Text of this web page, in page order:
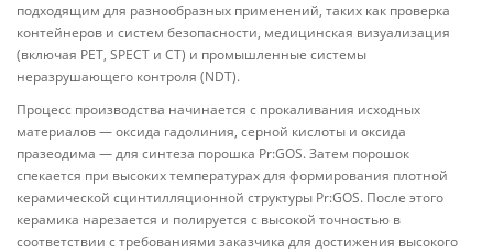
подходящим для разнообразных применений, таких как проверка
контейнеров и систем безопасности, медицинская визуализация
(включая PET, SPECT и CT) и промышленные системы
неразрушающего контроля (NDT).
Процесс производства начинается с прокаливания исходных
материалов — оксида гадолиния, серной кислоты и оксида
празеодима — для синтеза порошка Pr:GOS. Затем порошок
спекается при высоких температурах для формирования плотной
керамической сцинтилляционной структуры Pr:GOS. После этого
керамика нарезается и полируется с высокой точностью в
соответствии с требованиями заказчика для достижения высокого